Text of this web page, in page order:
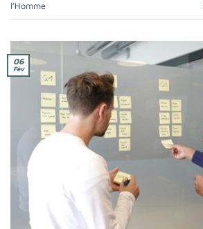
l’Homme
06
Fév